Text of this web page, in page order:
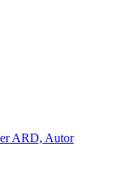
ARD, Autor